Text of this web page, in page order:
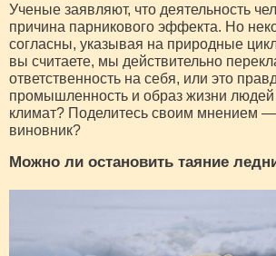
Ученые заявляют, что деятельность
причина парникового эффекта. Но
согласны, указывая на природные
вы считаете, мы действительно
ответственность на себя, или это
промышленность и образ жизни
климат? Поделитесь своим мнением —
виновник?
Можно ли остановить таяние